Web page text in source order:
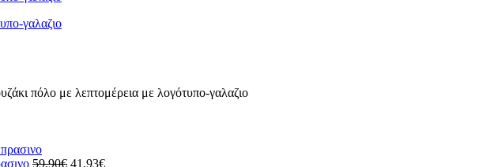
πόλο με λεπτομέρεια με λογότυπο-γαλαζιο
59.90€ Original
41.93€Η